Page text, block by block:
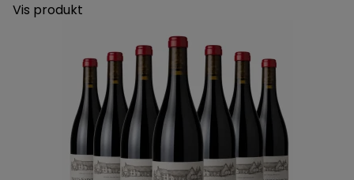
Vis produkt